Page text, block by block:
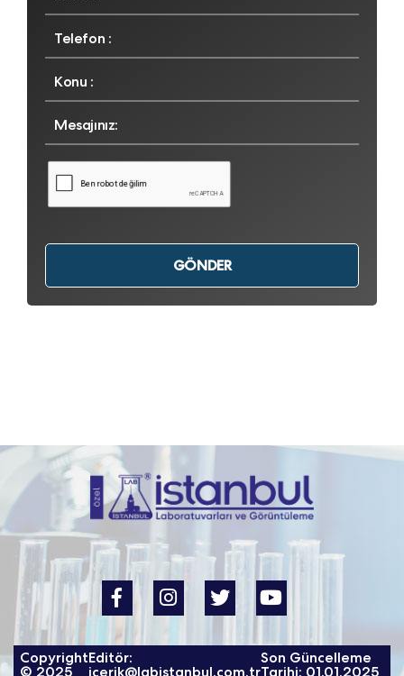
Copyright
© 2025
Editör:
icerik@labistanbul.com.tr
Son Güncelleme
Tarihi: 01.01.2025